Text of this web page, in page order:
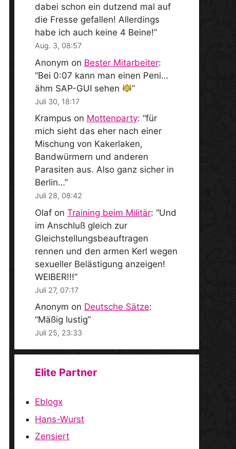
dabei schon ein dutzend mal auf
die Fresse gefallen! Allerdings
habe ich auch keine 4 Beine!”
Aug. 3, 08:57
Anonym on Bester Mitarbeiter:
“Bei 0:07 kann man einen Peni…
ähm SAP-GUI sehen
”
Juli 30, 18:17
Krampus on Mottenparty: “für
mich sieht das eher nach einer
Mischung von Kakerlaken,
Bandwürmern und anderen
Parasiten aus. Also ganz sicher in
Berlin…”
Juli 28, 08:42
Olaf on Training beim Militär: “Und
im Anschluß gleich zur
Gleichstellungsbeauftragen
rennen und den armen Kerl wegen
sexueller Belästigung anzeigen!
WEIBER!!!”
Juli 27, 07:17
Anonym on Deutsche Sätze:
“Mäßig lustig”
Juli 25, 23:33
Elite Partner
Eblogx
Hans-Wurst
Zensiert